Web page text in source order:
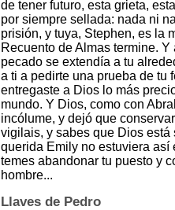
de tener futuro, esta grieta,
por siempre sellada: nada ni
prisión, y tuya, Stephen, es la
Recuento de Almas termine.
pecado se extendía a tu
a ti a pedirte una prueba de tu
entregaste a Dios lo más
mundo. Y Dios, como con
incólume, y dejó que
vigilais, y sabes que Dios
querida Emily no estuviera así
temes abandonar tu puesto y
hombre...
Llaves de Pedro